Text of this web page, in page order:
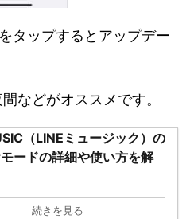
をタップするとアップデー
などがオススメです。
（LINEミュージック）の
ードの詳細や使い方を解
続きを見る